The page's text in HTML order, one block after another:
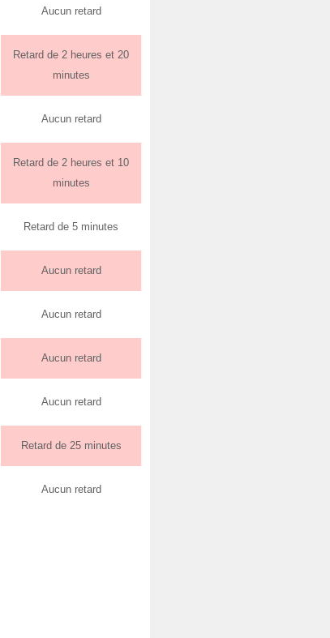
Aucun retard
Retard de 2 heures et 20
minutes
Aucun retard
Retard de 2 heures et 10
minutes
Retard de 5 minutes
Aucun retard
Aucun retard
Aucun retard
Aucun retard
Retard de 25 minutes
Aucun retard